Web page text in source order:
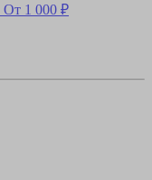
От 1 000 ₽